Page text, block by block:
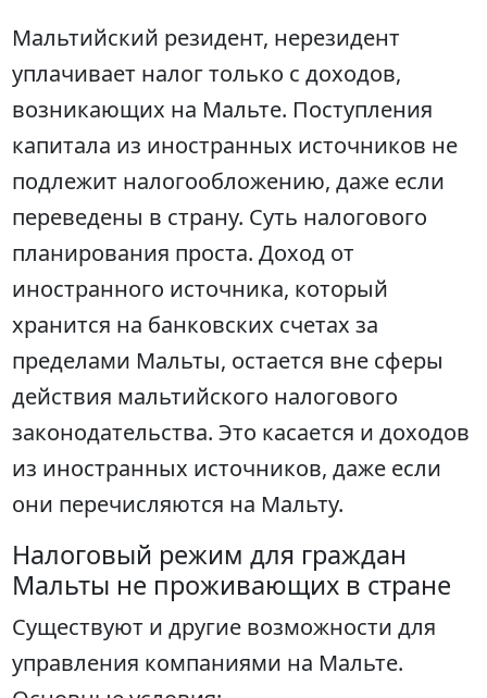
Мальтийский резидент, нерезидент
уплачивает налог только с доходов,
возникающих на Мальте. Поступления
капитала из иностранных источников не
подлежит налогообложению, даже если
переведены в страну. Суть налогового
планирования проста. Доход от
иностранного источника, который
хранится на банковских счетах за
пределами Мальты, остается вне сферы
действия мальтийского налогового
законодательства. Это касается и доходов
из иностранных источников, даже если
они перечисляются на Мальту.
Налоговый режим для граждан
Мальты не проживающих в стране
Существуют и другие возможности для
управления компаниями на Мальте.